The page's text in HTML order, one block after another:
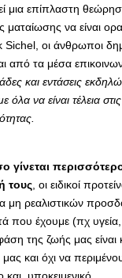
μια επίπλαστη
ματαίωσης να είναι
οι άνθρωποι
τα μέσα
και εντάσεις
όλα να είναι τέλεια
γίνεται
τους , οι ειδικοί
μη ρεαλιστικών
που έχουμε (πχ υγεία,
της ζωής μας
και όχι να
και υποκειμενικό…